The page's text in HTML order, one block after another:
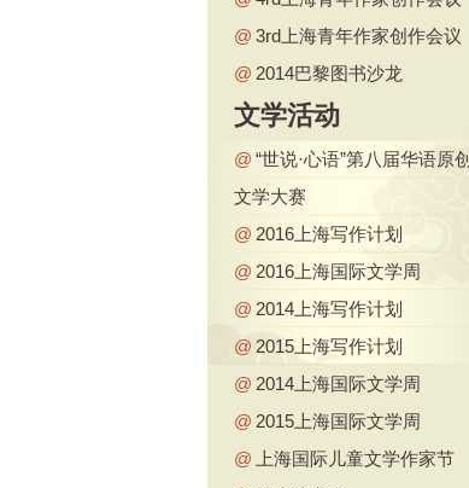
@ 3rd上海青年作家创作会议
@ 2014巴黎图书沙龙
文学活动
@ “世说·心语”第八届华语原创
文学大赛
@ 2016上海写作计划
@ 2016上海国际文学周
@ 2014上海写作计划
@ 2015上海写作计划
@ 2014上海国际文学周
@ 2015上海国际文学周
@
上海国际儿童文学作家节